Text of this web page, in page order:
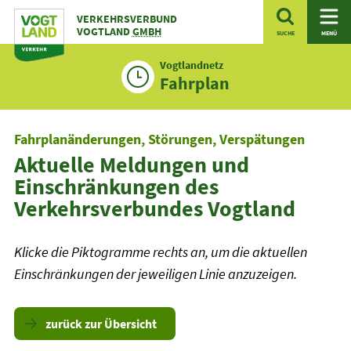
Zum
Inhalt
VERKEHRSVERBUND
VOGTLANDGMBH SUCHE MENÜ
Vogtlandnetz
Fahrplan
Fahrplanänderungen, Störungen, Verspätungen
Aktuelle Meldungen und
Einschränkungen des
Verkehrsverbundes Vogtland
Klicke die Piktogramme rechts an, um die aktuellen
Einschränkungen der jeweiligen Linie anzuzeigen.
zurück zur Übersicht